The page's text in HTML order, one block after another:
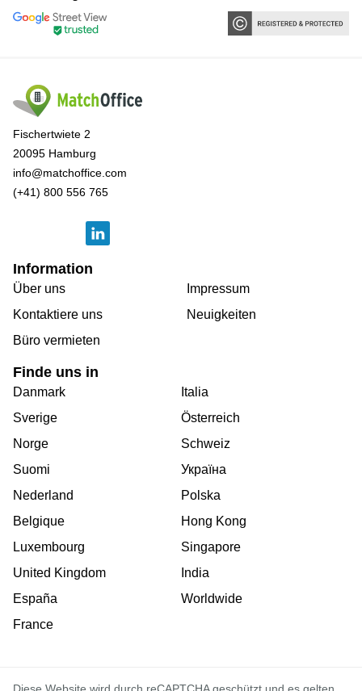
Fischertwiete 2
20095 Hamburg
info@matchoffice.com
(+41) 800 556 765
Information
Über uns
Kontaktiere uns
Büro vermieten
Impressum
Neuigkeiten
Finde uns in
Danmark
Sverige
Norge
Suomi
Nederland
Belgique
Luxembourg
United Kingdom
España
France
Italia
Österreich
Schweiz
Україна
Polska
Hong Kong
Singapore
India
Worldwide